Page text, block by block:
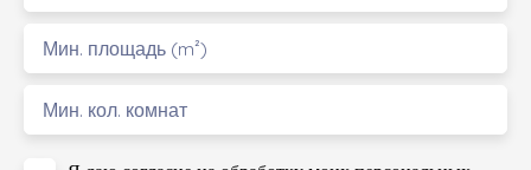
Мин. площадь (m²)
Мин. кол. комнат